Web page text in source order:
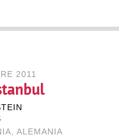
2011
,ALEMANIA